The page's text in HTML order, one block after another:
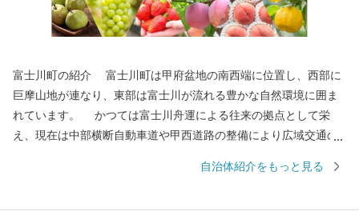
富士川町の紹介 富士川町は甲府盆地の南西端に位置し、西部に
巨摩山地が連なり、東部は富士川が流れる豊かな自然環境に囲ま
れています。 かつては富士川舟運による往来の拠点として栄
え、現在は中部横断自動車道や甲西道路の整備により広域交通の
い、舂米・平林・穂積の棚田、大柳川渓谷の紅葉、高下のダイヤ
自治体紹介をもっと見る